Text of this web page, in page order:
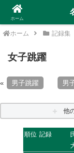
ホーム 記録集
女子跳躍
« 男子跳躍 男
他
順位 記録
ホーム